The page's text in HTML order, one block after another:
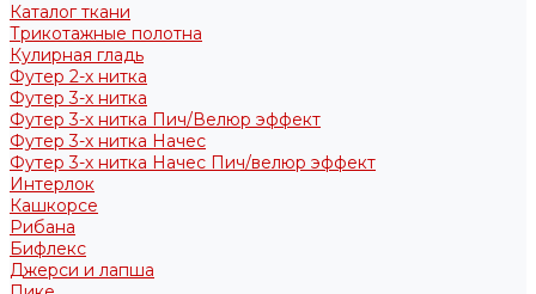
Каталог ткани
Трикотажные полотна
Кулирная гладь
Футер 2-х нитка
Футер 3-х нитка
Футер 3-х нитка Пич/Велюр эффект
Футер 3-х нитка Начес
Футер 3-х нитка Начес Пич/велюр эффект
Интерлок
Кашкорсе
Рибана
Бифлекс
Джерси и лапша